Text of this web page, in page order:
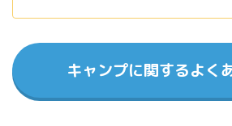
キャンプに関するよく